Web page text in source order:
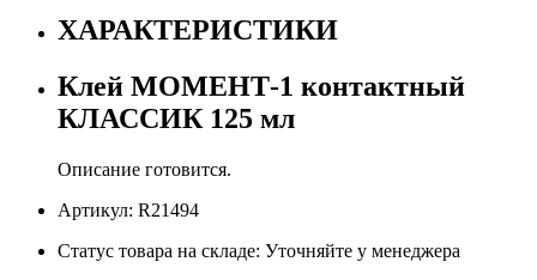
ХАРАКТЕРИСТИКИ
Клей МОМЕНТ-1 контактный
КЛАССИК 125 мл
Описание готовится.
Артикул: R21494
Статус товара на складе: Уточняйте у менеджера